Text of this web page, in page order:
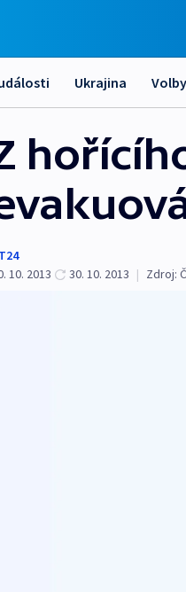
Ukrajina Volby
10. 2013
30. 10. 2013 | Zdroj: